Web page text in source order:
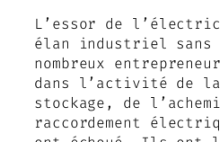
L’essor de
élan industriel sans
nombreux
dans l’activité de
stockage, de
raccordement